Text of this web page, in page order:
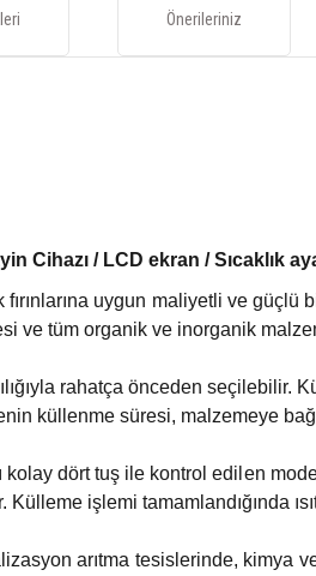
Önerileriniz
Cihazı / LCD ekran / Sıcaklık
fırınlarına uygun maliyetli ve
ve tüm organik ve inorganik
rahatça önceden
küllenme süresi, malzemeye
kolay dört tuş ile kontrol edilen
Külleme işlemi tamamlandığında
arıtma tesislerinde,